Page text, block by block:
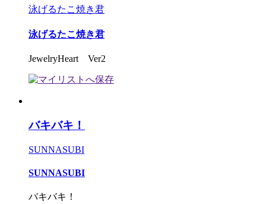
泳げるたこ焼き君
泳げるたこ焼き君
JewelryHeart Ver2
バキバキ！
SUNNASUBI
SUNNASUBI
バキバキ！